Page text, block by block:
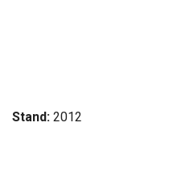
Stand: 2012